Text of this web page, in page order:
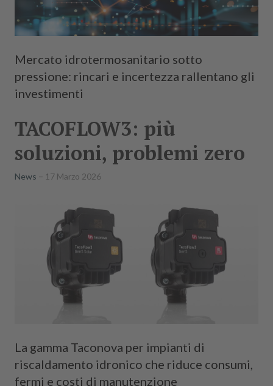
Mercato idrotermosanitario sotto
pressione: rincari e incertezza rallentano gli
investimenti
TACOFLOW3: più
soluzioni, problemi zero
News 17 Marzo 2026
La gamma Taconova per impianti di
riscaldamento idronico che riduce consumi,
fermi e costi di manutenzione